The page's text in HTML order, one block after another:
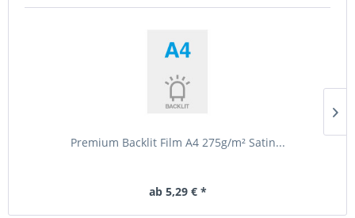
Premium Backlit Film A4 275g/m² Satin...
ab 5,29 € *